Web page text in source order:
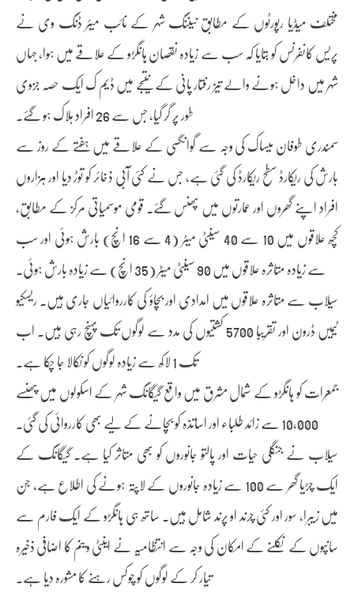
مختلف میڈیا رپورٹوں کے مطابق نیننگ شہر کے نائب میئر ڈنگ وی نے
پریس کانفرنس کو بتایا کہ سب سے زیادہ نقصان ہانگڑو کے علاقے میں ہوا، جہاں
شہر میں داخل ہونے والے تیز رفتار پانی کے نتیجے میں ڈیم ک ایک حصہ جزوی
طور پر گر گیا، جس سے 26 افراد ہلاک ہو گئے۔
سمندری طوفان میساک کی وجہ سے گوانگسی کے علاقے میں ہفتے کے روز سے
بارش کی ریکارڈ سطح ریکارڈ کی گئی ہے، جس نے کئی آبی ذخائر کو توڑ دیا اور ہزاروں
افراد اپنے گھروں اور عمارتوں میں پھنس گئے۔ قومی موسمیاتی مرکز کے مطابق،
کچھ علاقوں میں 10 سے 40 سینٹی میٹر (4 سے 16 انچ) بارش ہوئی اور سب
سے زیادہ متاثرہ علاقوں میں 90 سینٹی میٹر (35 انچ) سے زیادہ بارش ہوئی۔
سیلاب سے متاثرہ علاقوں میں امدادی اور بچاؤ کی کارروائیاں جاری ہیں۔ ریسکیو
ٹیمیں ڈرون اور تقریبا 5700 کشتیوں کی مدد سے لوگوں تک پہنچ رہی ہیں۔ اب
تک 1 لاکھ سے زیادہ لوگوں کو نکالا جا چکا ہے۔
جمعرات کو ہانگڑو کے شمال مشرق میں واقع گیگانگ شہر کے اسکولوں میں پھنسے
10,000 سے زائد طلباء اور اساتذہ کو بچانے کے لیے بھی کارروائی کی گئی۔
سیلاب نے جنگلی حیات اور پالتو جانوروں کو بھی متاثر کیا ہے۔ گیگانگ کے
ایک چڑیا گھر سے 100 سے زیادہ جانوروں کے لاپتہ ہونے کی اطلاع ہے، جن
میں زیبرا، سور اور کئی چرند او پرند شامل ہیں۔ ساتھ ہی ہانگڑو کے ایک فارم سے
سانپوں کے نکلنے کے امکان کی وجہ سے انتظامیہ نے اینٹی وینم کا اضافی ذخیرہ
تیار کر کے لوگوں کو چوکس رہنے کا مشورہ دیا ہے۔